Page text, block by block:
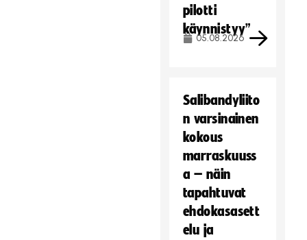
pilotti
käynnistyy”
05.08.2026
Salibandyliito
n varsinainen
kokous
marraskuuss
a – näin
tapahtuvat
ehdokasasett
elu ja